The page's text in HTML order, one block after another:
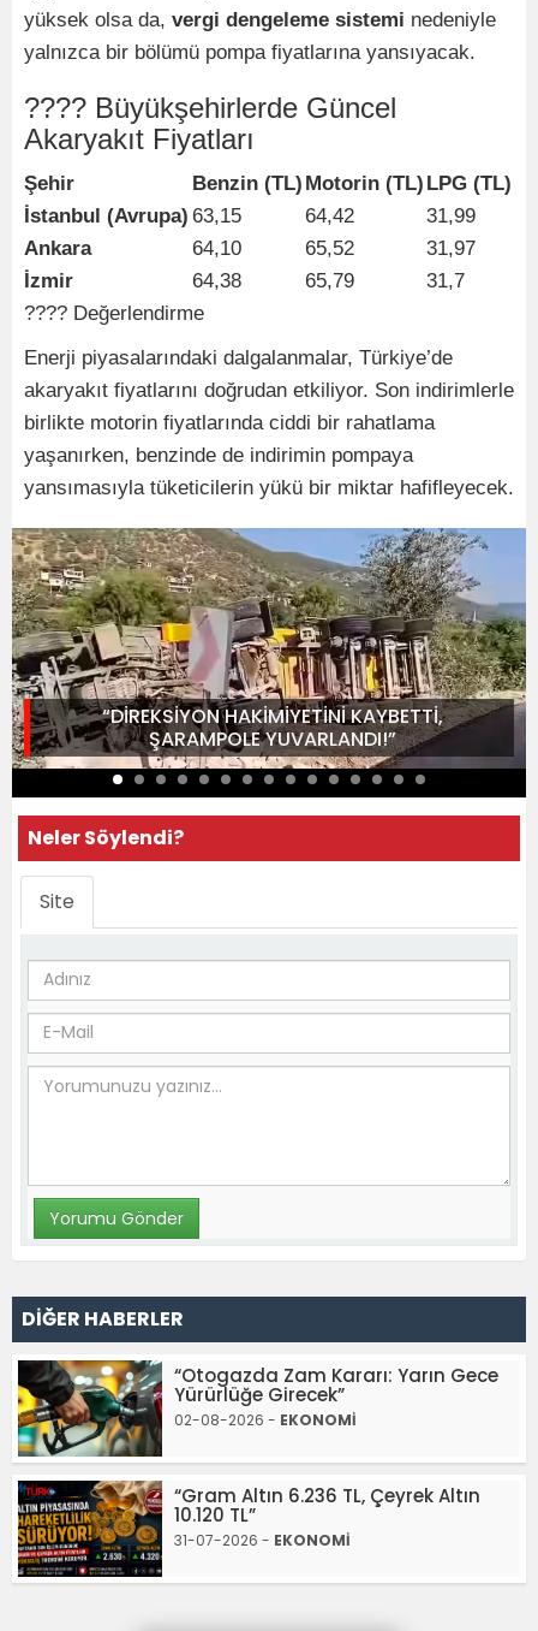
yüksek olsa da, vergi dengeleme sistemi nedeniyle
yalnızca bir bölümü pompa fiyatlarına yansıyacak.
???? Büyükşehirlerde Güncel
Akaryakıt Fiyatları
Şehir Benzin (TL) Motorin (TL) LPG (TL)
İstanbul (Avrupa) 63,15 64,42
31,99
Ankara
64,10 65,52
31,97
İzmir
64,38 65,79
31,7
???? Değerlendirme
Enerji piyasalarındaki dalgalanmalar, Türkiye’de
akaryakıt fiyatlarını doğrudan etkiliyor. Son indirimlerle
birlikte motorin fiyatlarında ciddi bir rahatlama
yaşanırken, benzinde de indirimin pompaya
yansımasıyla tüketicilerin yükü bir miktar hafifleyecek.
“DİREKSİYON HAKİMİYETİNİ KAYBETTİ,
ŞARAMPOLE YUVARLANDI!”
Neler Söylendi?
Site
DİĞER HABERLER
“Otogazda Zam Kararı: Yarın Gece
Yürürlüğe Girecek”
02-08-2026 - EKONOMİ
“Gram Altın 6.236 TL, Çeyrek Altın
10.120 TL”
31-07-2026 - EKONOMİ